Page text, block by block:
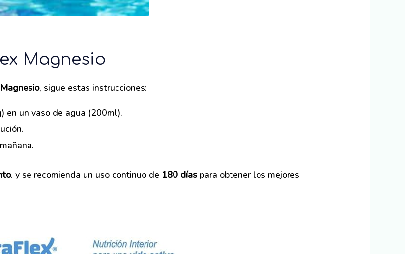
Magnesio
, sigue estas instrucciones:
en un vaso de agua (200ml).
, y se recomienda un uso continuo de 180 días para obtener los mejores